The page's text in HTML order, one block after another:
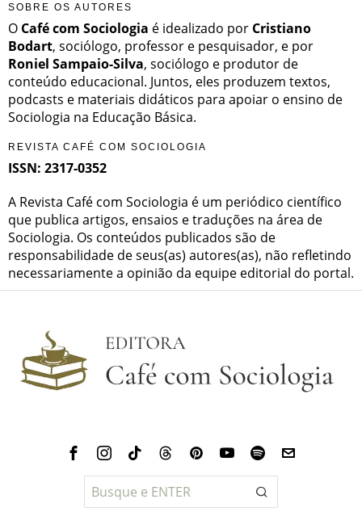
SOBRE OS AUTORES
O Café com Sociologia é idealizado por Cristiano
Bodart, sociólogo, professor e pesquisador, e por
Roniel Sampaio-Silva, sociólogo e produtor de
conteúdo educacional. Juntos, eles produzem textos,
podcasts e materiais didáticos para apoiar o ensino de
Sociologia na Educação Básica.
REVISTA CAFÉ COM SOCIOLOGIA
ISSN: 2317-0352
A Revista Café com Sociologia é um periódico científico
que publica artigos, ensaios e traduções na área de
Sociologia. Os conteúdos publicados são de
responsabilidade de seus(as) autores(as), não refletindo
necessariamente a opinião da equipe editorial do portal.